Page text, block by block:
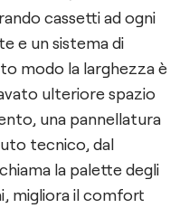
cassetti ad ogni
e un sistema di
modo la larghezza è
ulteriore spazio
una pannellatura
tecnico, dal
la palette degli
migliora il comfort